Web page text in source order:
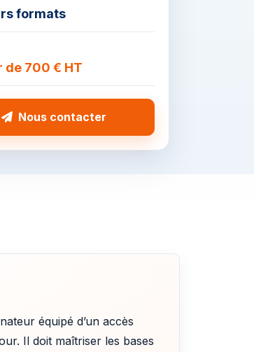
formats
de 700 € HT
Nous contacter
équipé d’un accès
Il doit maîtriser les bases